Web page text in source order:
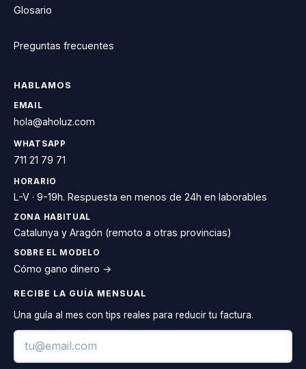
Glosario
Preguntas frecuentes
HABLAMOS
EMAIL
hola@aholuz.com
WHATSAPP
711 21 79 71
HORARIO
L-V · 9-19h. Respuesta en menos de 24h en laborables
ZONA HABITUAL
Catalunya y Aragón (remoto a otras provincias)
SOBRE EL MODELO
Cómo gano dinero →
RECIBE LA GUÍA MENSUAL
Una guía al mes con tips reales para reducir tu factura.
Email